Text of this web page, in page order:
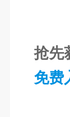
抢先
免费